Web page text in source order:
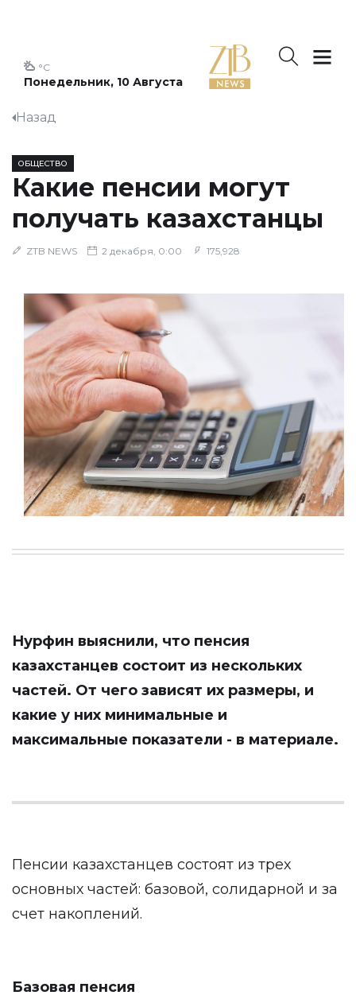
Понедельник, 10 Августа
°C
Назад
ОБЩЕСТВО
Какие пенсии могут
получать казахстанцы
ZTB NEWS 2 декабря, 0:00 175,928
Нурфин выяснили, что пенсия
казахстанцев состоит из нескольких
частей. От чего зависят их размеры, и
какие у них минимальные и
максимальные показатели - в материале.
Пенсии казахстанцев состоят из трех
основных частей: базовой, солидарной и за
счет накоплений.
Базовая пенсия